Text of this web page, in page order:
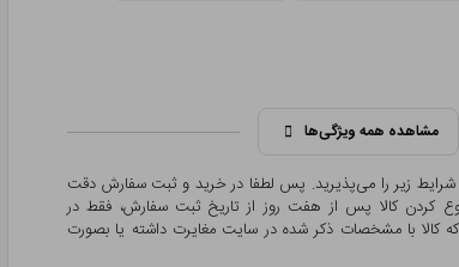
مشاهده همه ویژگی‌ها
زیر را می‌پذیرید. پس لطفا در خرید و ثبت سفارش دقت
کردن کالا پس از هفت روز از تاریخ ثبت سفارش، فقط در
کالا با مشخصات ذکر شده در سایت مغایرت داشته یا بصورت